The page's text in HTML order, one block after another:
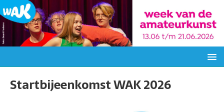
Startbijeenkomst WAK 2026